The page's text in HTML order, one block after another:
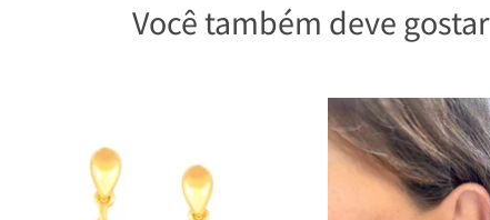
Você também deve gostar